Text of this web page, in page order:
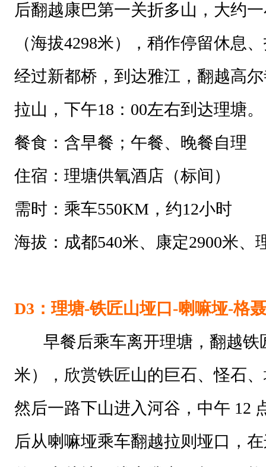
后翻越康巴第一关折多山，大约
（海拔4298米），稍作停留休息
经过新都桥，到达雅江，翻越高
拉山，下午18：00左右到达理塘。
餐食： 含早餐；午餐、晚餐自理
住宿： 理塘供氧酒店（标间）
需时：乘车550KM，约12小时
海拔：成都540米、康定2900米、
D3：理塘-铁匠山垭口-喇嘛垭-格
早餐后乘车离开理塘，翻越铁
米），欣赏铁匠山的巨石、怪石
然后一路下山进入河谷，中午 12
后从喇嘛垭乘车翻越拉则垭口，